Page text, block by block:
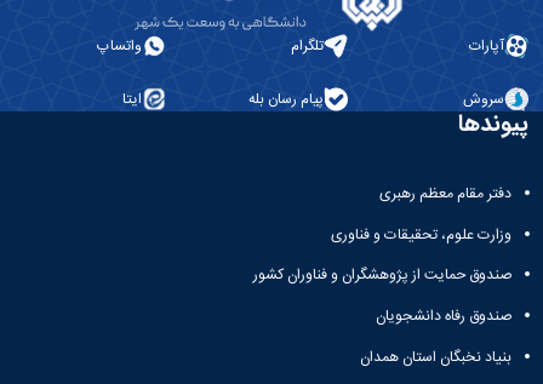
آپارات تلگرام واتساپ
سروش پیام رسان بله ایتا
پیوندها
دفتر مقام معظم رهبری
وزارت علوم، تحقیقات و فناوری
صندوق حمایت از پژوهشگران و فناوران کشور
صندوق رفاه دانشجویان
بنیاد نخبگان استان همدان